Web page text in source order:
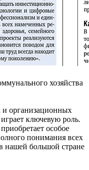
хозяйства
и организационных
ключевую роль.
особое
понимания всех
нашей большой стране